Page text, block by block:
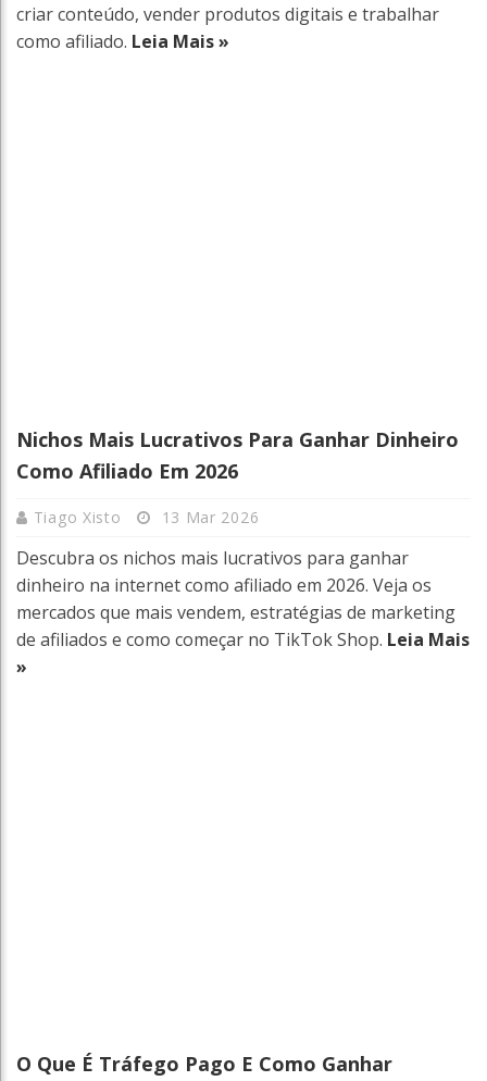
criar conteúdo, vender produtos digitais e trabalhar
como afiliado. Leia Mais »
Nichos Mais Lucrativos Para Ganhar Dinheiro
Como Afiliado Em 2026
Tiago Xisto 13 Mar 2026
Descubra os nichos mais lucrativos para ganhar
dinheiro na internet como afiliado em 2026. Veja os
mercados que mais vendem, estratégias de marketing
de afiliados e como começar no TikTok Shop. Leia Mais
»
O Que É Tráfego Pago E Como Ganhar